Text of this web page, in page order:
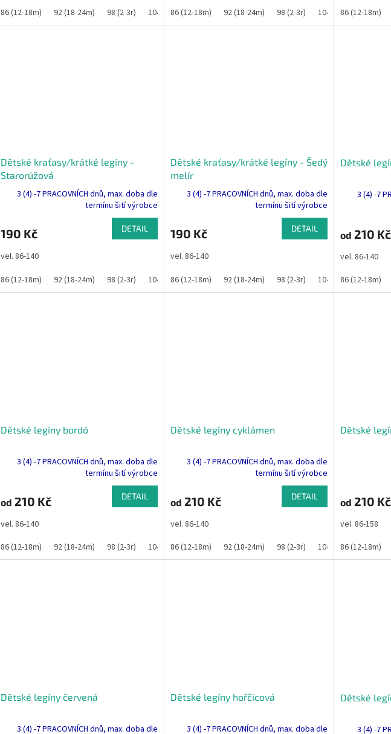
86 (12-18m)
92 (18-24m) 98 (2-3r) 104 (3-4r) 110 116 122 128 134 140
86 (12-18m)
92 (18-24m) 98 (2-3r) 104 (3-4r) 110
86 (12-18m)
Dětské kraťasy/krátké legíny -
Starorůžová
3 (4) -7 PRACOVNÍCH dnů, max. doba dle
termínu šití výrobce
190 Kč DETAIL
vel. 86-140
86 (12-18m)
92 (18-24m) 98 (2-3r) 104 (3-4r) 110 116 122 128 134 140
Dětské kraťasy/krátké legíny - Šedý
melír
3 (4) -7 PRACOVNÍCH dnů, max. doba dle
termínu šití výrobce
190 Kč DETAIL
vel. 86-140
86 (12-18m)
92 (18-24m) 98 (2-3r) 104 (3-4r) 110
Dětské
3 (4) -7
od 210 Kč
vel. 86-140
86 (12-18m)
Dětské legíny bordó
3 (4) -7 PRACOVNÍCH dnů, max. doba dle
termínu šití výrobce
od 210 Kč DETAIL
vel. 86-140
86 (12-18m)
92 (18-24m) 98 (2-3r) 104 (3-4r) 110 116 122 128 134 140
Dětské legíny cyklámen
3 (4) -7 PRACOVNÍCH dnů, max. doba dle
termínu šití výrobce
od 210 Kč DETAIL
vel. 86-140
86 (12-18m)
92 (18-24m) 98 (2-3r) 104 (3-4r) 110
Dětské
od 210 Kč
vel. 86-158
86 (12-18m)
Dětské legíny červená
3 (4) -7 PRACOVNÍCH dnů, max. doba dle
Dětské legíny hořčicová
3 (4) -7 PRACOVNÍCH dnů, max. doba dle
Dětské
3 (4) -7